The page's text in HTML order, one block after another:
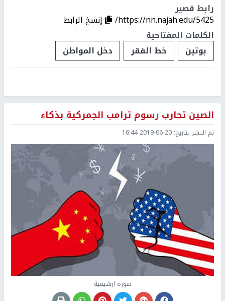
رابط قصير
https://nn.najah.edu/5425/
إنسخ الرابط
الكلمات المفتاحية
بوتين
خط الفقر دخل المواطن
الصين تحارب رسوم ترامب الجمركية بذكاء
تم النشر بتاريخ: 2019-06-20 16:44
صورة ارشيفية